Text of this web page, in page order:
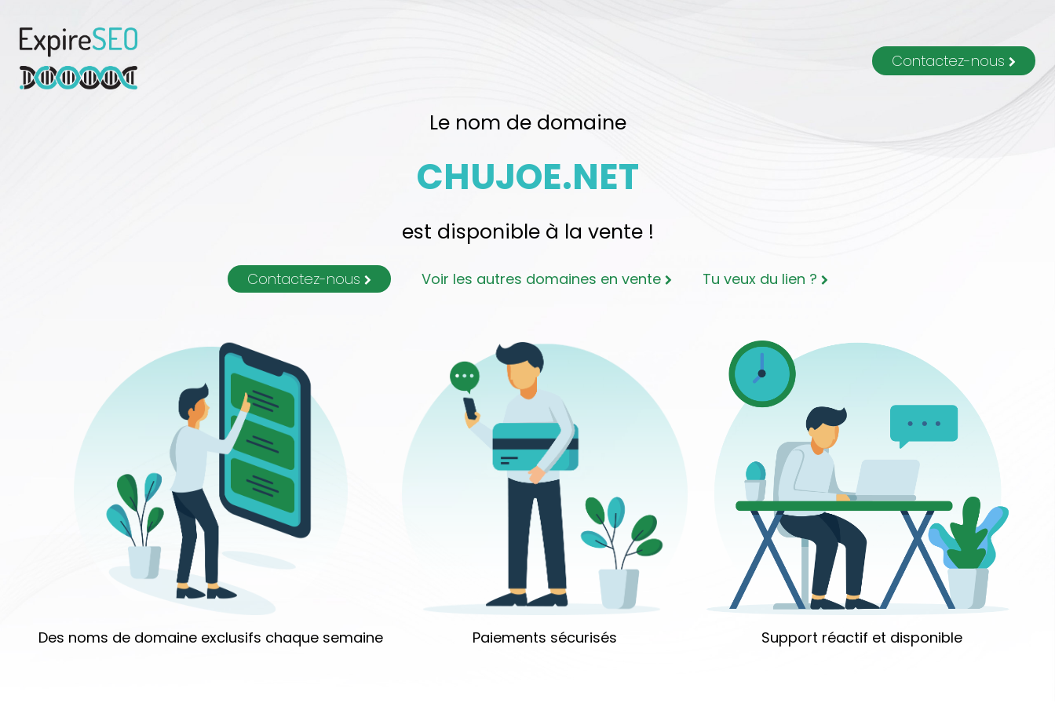
Contactez-nous
Le nom de domaine
CHUJOE.NET
est disponible à la vente !
Contactez-nous Voir les autres domaines en vente Tu veux du lien ?
Des noms de domaine exclusifs chaque semaine Paiements sécurisés Support réactif et disponible